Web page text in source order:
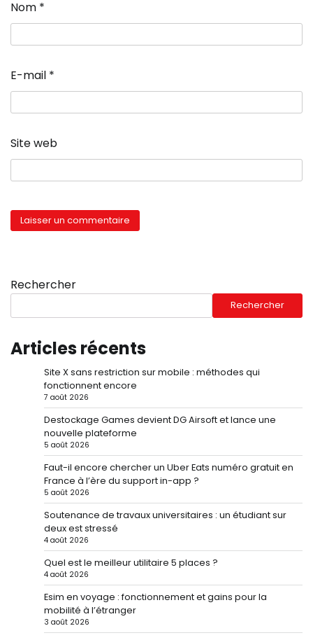
Nom *
E-mail *
Site web
Rechercher
Rechercher
Articles récents
Site X sans restriction sur mobile : méthodes qui
fonctionnent encore
7 août 2026
Destockage Games devient DG Airsoft et lance une
nouvelle plateforme
5 août 2026
Faut-il encore chercher un Uber Eats numéro gratuit en
France à l’ère du support in-app ?
5 août 2026
Soutenance de travaux universitaires : un étudiant sur
deux est stressé
4 août 2026
Quel est le meilleur utilitaire 5 places ?
4 août 2026
Esim en voyage : fonctionnement et gains pour la
mobilité à l’étranger
3 août 2026